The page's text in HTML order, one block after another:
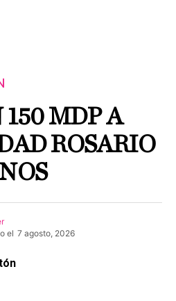
MDP A
ROSARIO
el 7 agosto, 2026